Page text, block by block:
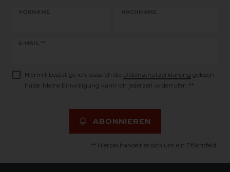
VORNAME NACHNAME
E-MAIL **
Newsletter
Hiermit bestätige ich, dass ich die Daten­schutz­erklärung gelesen
habe. Meine Einwilligung kann ich jederzeit widerrufen.**
ABONNIEREN
** Hierbei handelt es sich um ein Pflichtfeld.